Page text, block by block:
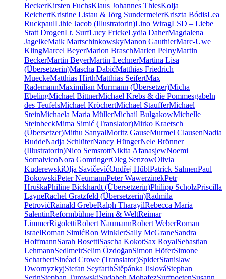
BeckerKirsten FuchsKlaus Johannes ThiesKolja
ReichertKristine Listau & Jörg SundermeierKriszta BódisLea
RuckpaulLihie Jacob (Illustratorin)Lino WiragLSD – Liebe
Statt DrogenLt. SurfLucy FrickeLydia DaherMagdalena
JagelkeMaik MartschinkowskyManon GauthierMarc-Uwe
KlingMarcel BeyerMarion BraschMarlen PelnyMartin
BeckerMartin BeyerMartin LechnerMartina Lisa
(Übersetzerin)Mascha DabićMatthias Friedrich
MueckeMatthias HirthMatthias SeifertMax
RademannMaximilian Murmann (Übersetzer)Micha
EbelingMichael BittnerMichael Krebs & die Pommesgabeln
des TeufelsMichael KröchertMichael StaufferMichael
SteinMichaela Maria MüllerMichail BulgakowMichelle
SteinbeckMima Simić (Translator)Mirko Kraetsch
(Übersetzer)Mithu SanyalMoritz GauseMurmel ClausenNadia
BuddeNadja SchlüterNancy HüngerNele Brönner
(Illustratorin)Nico SemsrottNikita AfanasjewNoemi
SomalvicoNora GomringerOleg SenzowOlivia
KuderewskiOlja SavičevićOndřej HüblPatrick SalmenPaul
BokowskiPeter NeumannPeter WawerzinekPetr
HruškaPhiline Bickhardt (Übersetzerin)Philipp ScholzPriscilla
LayneRachel Gratzfeld (Übersetzerin)Radmila
PetrovićRainald GrebeRalph TharayilRebecca Maria
SalentinReformbühne Heim & WeltReimar
LimmerRigolettiRobert NaumannRobert WeberRoman
IsraelRoman SimićRon WinklerSally McGraneSandra
HoffmannSarah BosettiSascha KokotSax RoyalSebastian
LehmannSedlmeirSelim ÖzdoğanSimon HöferSimone
ScharbertSinéad Crowe (Translator)SpiderStanislaw
DwornyzkyjStefan SeyfarthŠtěpánka JislováStephan